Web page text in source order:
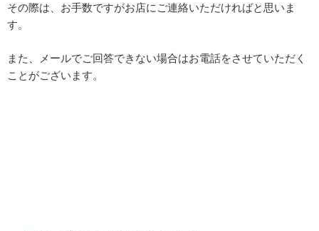
その際は、お手数ですがお店にご連絡いただければと思いま
す。
また、メールでご回答できない場合はお電話をさせていただく
ことがございます。